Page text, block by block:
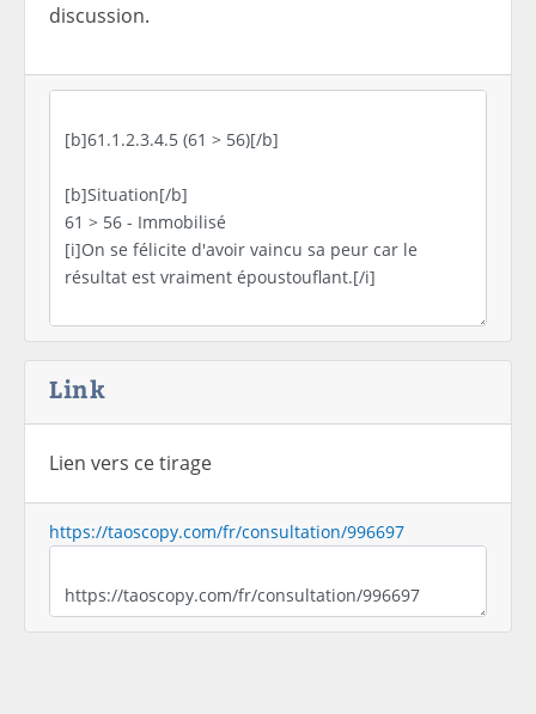
discussion.
Link
Lien vers ce tirage
https://taoscopy.com/fr/consultation/996697